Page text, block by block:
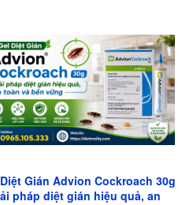
Gián Advion Cockroach 30g
pháp diệt gián hiệu quả, an